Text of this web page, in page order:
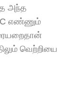
அந்த
எண்ணும்
வெற்றியை